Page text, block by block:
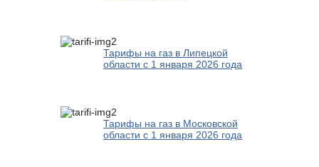
Тарифы на газ в Липецкой
области с 1 января 2026 года
Тарифы на газ в Московской
области с 1 января 2026 года